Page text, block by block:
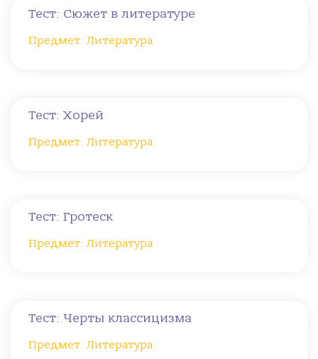
Тест: Сюжет в литературе
Предмет: Литература
Тест: Хорей
Предмет: Литература
Тест: Гротеск
Предмет: Литература
Тест: Черты классицизма
Предмет: Литература